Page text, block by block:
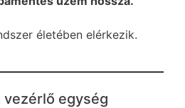
életében elérkezik.
egység